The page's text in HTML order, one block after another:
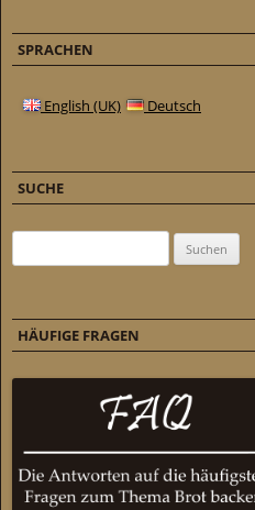
SPRACHEN
English (UK) Deutsch
SUCHE
HÄUFIGE FRAGEN